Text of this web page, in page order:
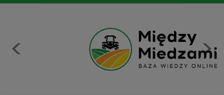
Previous